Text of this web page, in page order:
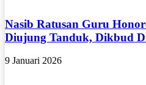
Nasib Ratusan Guru
Diujung Tanduk, Dikbud
9 Januari 2026